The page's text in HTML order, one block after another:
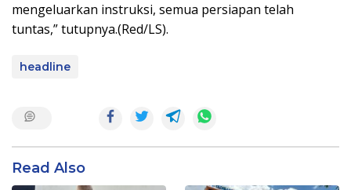
mengeluarkan instruksi, semua persiapan telah
tuntas,” tutupnya.(Red/LS).
headline
Read Also